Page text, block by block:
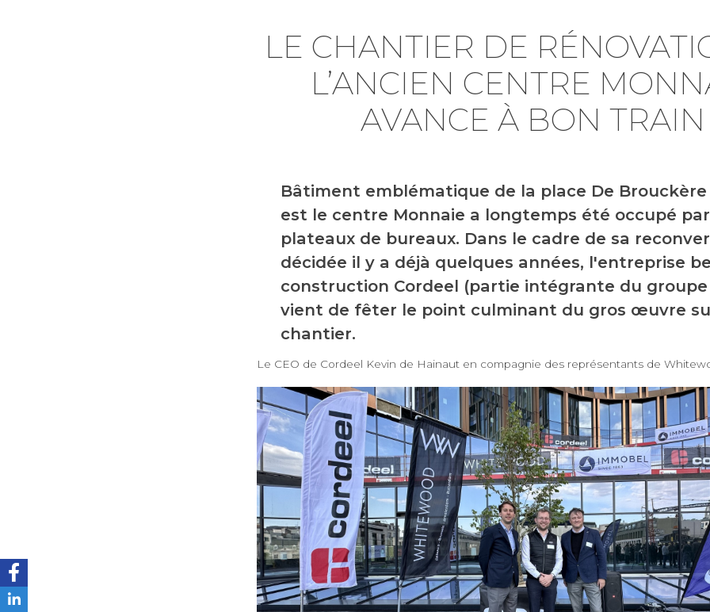
LE CHANTIER DE
L’ANCIEN CENTRE
AVANCE À BON TRAIN
Bâtiment emblématique de la place De Brouckère
est le centre Monnaie a longtemps été occupé
plateaux de bureaux. Dans le cadre de sa
décidée il y a déjà quelques années, l'entreprise
construction Cordeel (partie intégrante du groupe
vient de fêter le point culminant du gros œuvre
chantier.
Le CEO de Cordeel Kevin de Hainaut en compagnie des représentants de